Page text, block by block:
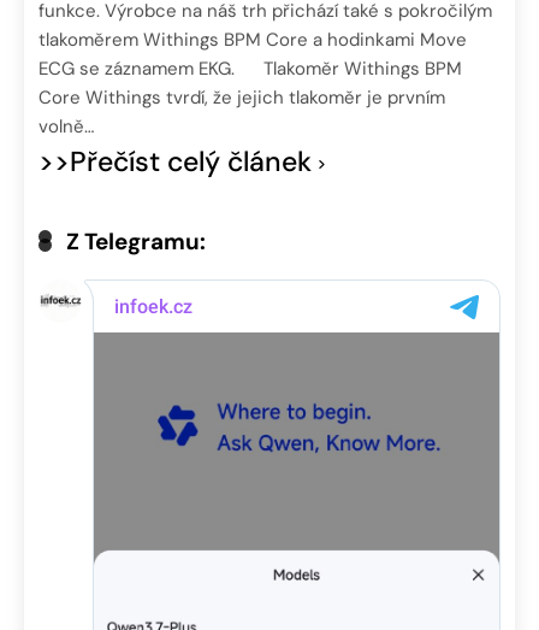
funkce. Výrobce na náš trh přichází také s pokročilým
tlakoměrem Withings BPM Core a hodinkami Move
ECG se záznamem EKG. Tlakoměr Withings BPM
Core Withings tvrdí, že jejich tlakoměr je prvním
volně…
>>Přečíst celý článek
Z Telegramu: